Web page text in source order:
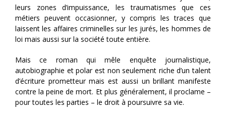
leurs zones d’impuissance, les traumatismes que ces
métiers peuvent occasionner, y compris les traces que
laissent les affaires criminelles sur les jurés, les hommes de
loi mais aussi sur la société toute entière.
Mais ce roman qui mêle enquête journalistique,
autobiographie et polar est non seulement riche d’un talent
d’écriture prometteur mais est aussi un brillant manifeste
contre la peine de mort. Et plus généralement, il proclame –
pour toutes les parties – le droit à poursuivre sa vie.